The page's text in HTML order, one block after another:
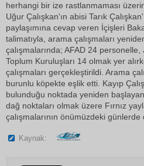
herhangi bir ize rastlanmaması
Uğur Çalışkan'ın abisi Tarık
paylaşımına cevap veren İçişleri
talimatıyla, arama çalışmaları
çalışmalarında; AFAD 24
Toplum Kuruluşları 14 olmak yer
çalışmaları gerçekleştirildi. Arama
burunlu köpekte eşlik etti. Kayıp
bulunduğu noktada yeniden
dağ noktaları olmak üzere Fırnız
çalışmalarının önümüzdeki
Kaynak: